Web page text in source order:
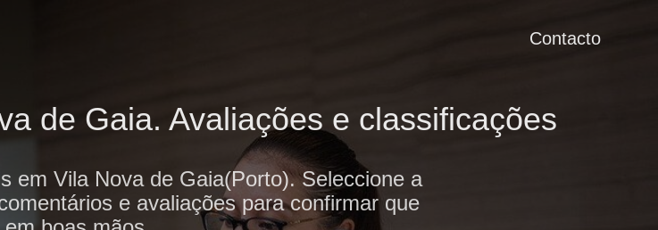
Contacto
de Gaia. Avaliações e classificações
em Vila Nova de Gaia(Porto). Seleccione a
e avaliações para confirmar que